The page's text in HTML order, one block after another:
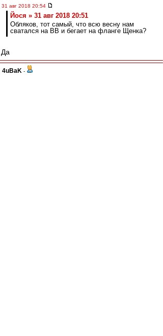
31 авг 2018 20:54
Йося » 31 авг 2018 20:51
Обляков, тот самый, что всю весну нам
сватался на ВВ и бегает на фланге Щенка?
Да
4uBaK -